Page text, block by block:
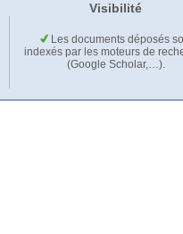
Visibilité
Les documents déposés
indexés par les moteurs de
(Google Scholar,…).